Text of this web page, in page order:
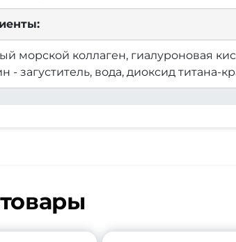
морской коллаген, гиалуроновая
- загуститель, вода, диоксид титана-